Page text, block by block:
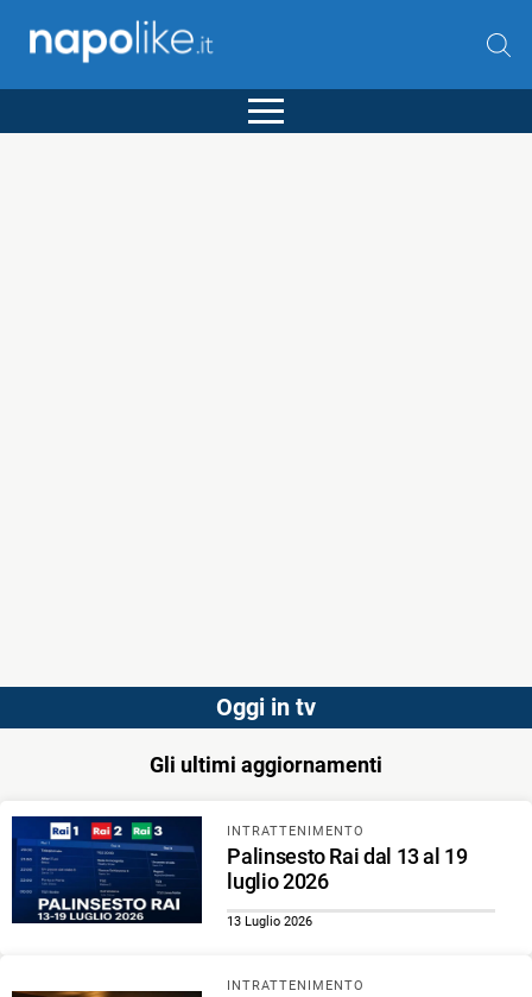
Oggi in tv
Gli ultimi aggiornamenti
INTRATTENIMENTO
Palinsesto Rai dal 13 al 19
luglio 2026
13 Luglio 2026
INTRATTENIMENTO